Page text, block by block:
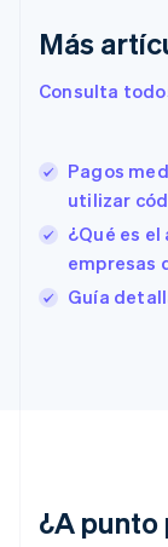
Más
Consulta
Pagos
utilizar
¿Qué es
empresas
Guía
¿A punto
Eslovaquia
Eslovenia
Estados
English
Estonia
Finlandia
English
India